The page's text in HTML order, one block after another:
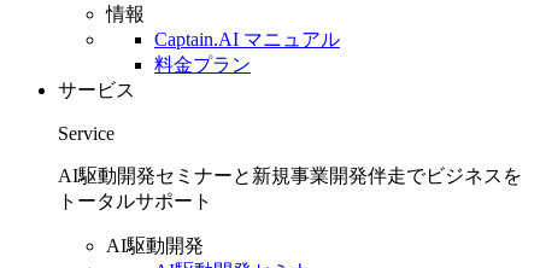
情報
Captain.AI マニュアル
料金プラン
サービス
Service
AI駆動開発セミナーと新規事業開発伴走でビジネスを
トータルサポート
AI駆動開発